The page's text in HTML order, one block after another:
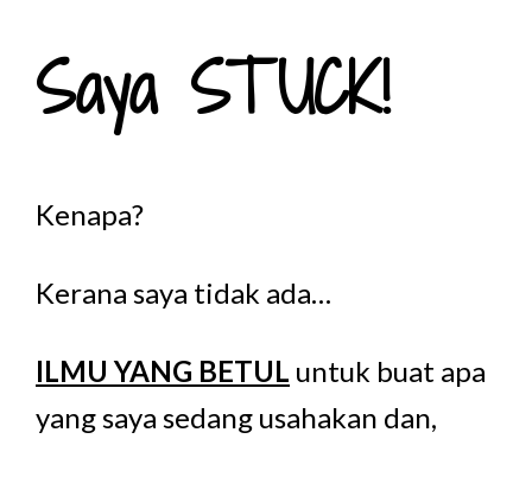
Saya STUCK!
Kenapa?
Kerana saya tidak ada…
ILMU YANG BETUL untuk buat apa
yang saya sedang usahakan dan,